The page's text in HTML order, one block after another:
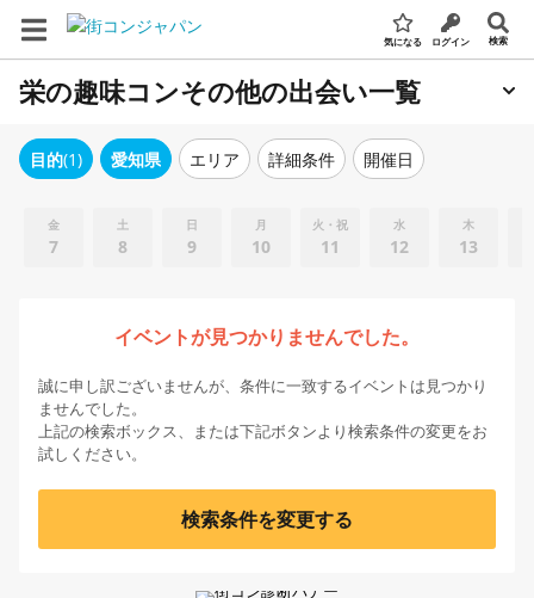
気になる ログイン 検索
栄の趣味コンその他の出会い一覧
目的(1) 愛知県 エリア 詳細条件 開催日
金
7
土
8
日
9
月
10
火・祝
11
水
12
木
13
イベントが見つかりませんでした。
誠に申し訳ございませんが、条件に一致するイベントは見つかり
ませんでした。
上記の検索ボックス、または下記ボタンより検索条件の変更をお
試しください。
検索条件を変更する